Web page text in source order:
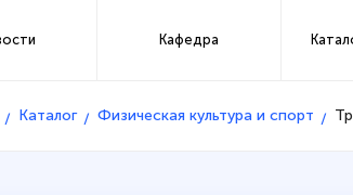
Кафедра
Каталог Физическая культура и спорт